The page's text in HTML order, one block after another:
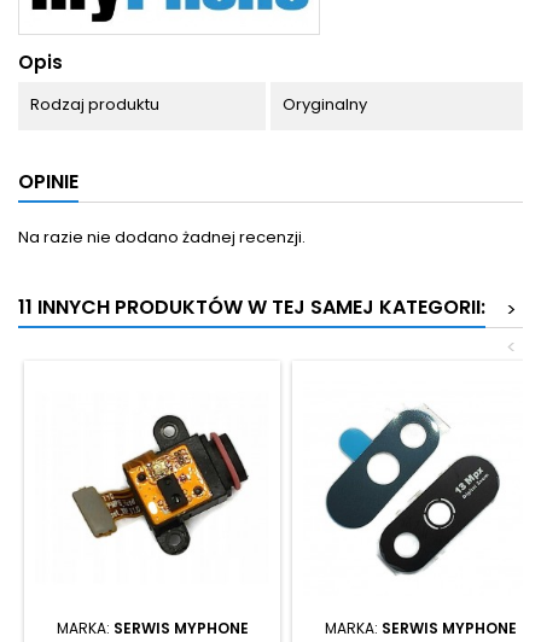
Opis
Rodzaj produktu Oryginalny
OPINIE
Na razie nie dodano żadnej recenzji.
11 INNYCH PRODUKTÓW W TEJ SAMEJ KATEGORII:
>
<
MARKA: SERWIS MYPHONE MARKA: SERWIS MYPHONE